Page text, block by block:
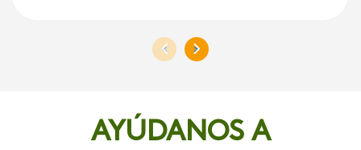
< >
AYÚDANOS A